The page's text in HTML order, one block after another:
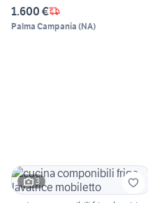
1.600 €
Palma Campania (NA)
3